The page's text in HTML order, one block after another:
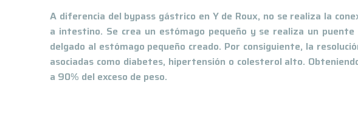
A diferencia del bypass gástrico en Y de Roux, no se realiza la
a intestino. Se crea un estómago pequeño y se realiza un
delgado al estómago pequeño creado. Por consiguiente, la
asociadas como diabetes, hipertensión o colesterol alto.
a 90% del exceso de peso.